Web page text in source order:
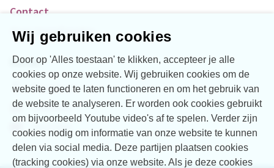
Wij gebruiken cookies
Door op 'Alles toestaan' te klikken, accepteer je alle
cookies op onze website. Wij gebruiken cookies om de
website goed te laten functioneren en om het gebruik van
de website te analyseren. Er worden ook cookies gebruikt
om bijvoorbeeld Youtube video's af te spelen. Verder zijn
cookies nodig om informatie van onze website te kunnen
delen via social media. Deze partijen plaatsen cookies
(tracking cookies) via onze website. Als je deze cookies
Contact
Over Vogellanden
Social
Facebook
LinkedIn
YouTube